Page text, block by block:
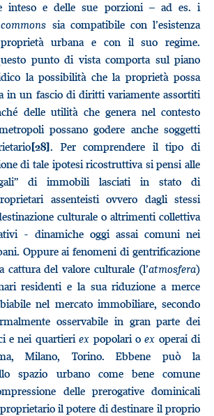
inteso e delle sue porzioni – ad es. i
commons sia compatibile con l’esistenza
urbana e con il suo regime.
punto di vista comporta sul piano
la possibilità che la proprietà possa
in un fascio di diritti variamente assortiti
delle utilità che genera nel contesto
possano godere anche soggetti
[28]. Per comprendere il tipo di
di tale ipotesi ricostruttiva si pensi alle
di immobili lasciati in stato di
assenteisti ovvero dagli stessi
culturale o altrimenti collettiva
- dinamiche oggi assai comuni nei
Oppure ai fenomeni di gentrificazione
cattura del valore culturale (l’atmosfera)
residenti e la sua riduzione a merce
nel mercato immobiliare, secondo
osservabile in gran parte dei
e nei quartieriex popolari oex operai di
Milano, Torino. Ebbene può la
spazio urbano come bene comune
delle prerogative dominicali
il potere di destinare il proprio